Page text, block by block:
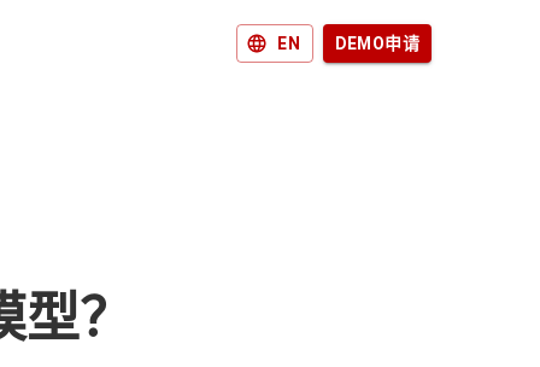
EN DEMO申请
？